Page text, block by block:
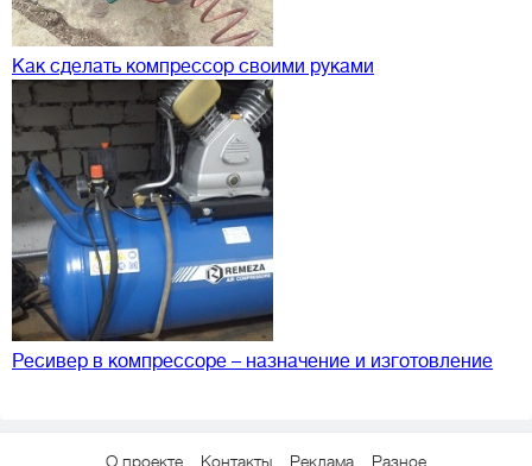
Как сделать компрессор своими руками
Ресивер в компрессоре – назначение и изготовление
О проекте Контакты Реклама Разное